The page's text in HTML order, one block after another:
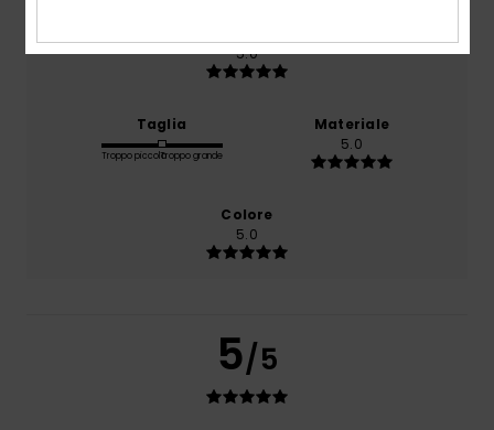
5.0
Taglia
Troppo piccoloTroppo grande
Materiale
5.0
Colore
5.0
5/5